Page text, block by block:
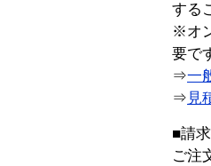
する
※オ
要で
⇒一
⇒ 見
■請
ご注